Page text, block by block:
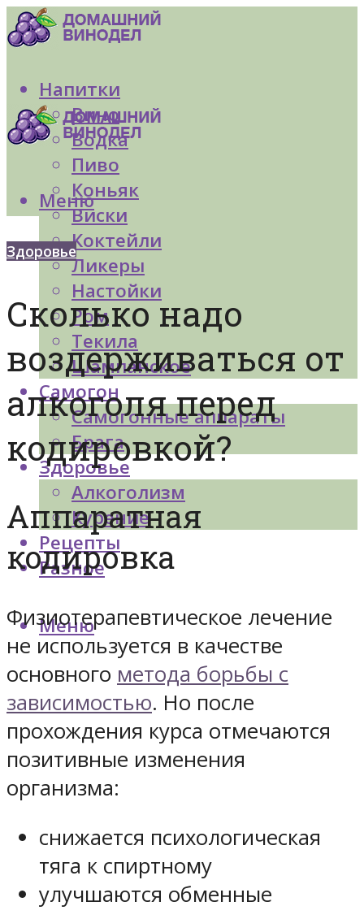
Напитки
Вино
Водка
Пиво
Коньяк
Виски
Коктейли
Ликеры
Настойки
Ром
Текила
Шампанское
Самогон
Самогонные аппараты
Брага
Здоровье
Алкоголизм
Курение
Рецепты
Разное
Меню
Меню
Здоровье
Сколько надо
воздерживаться от
алкоголя перед
кодировкой?
Аппаратная
кодировка
Физиотерапевтическое лечение
не используется в качестве
основного метода борьбы с
зависимостью. Но после
прохождения курса отмечаются
позитивные изменения
организма:
снижается психологическая
тяга к спиртному
улучшаются обменные